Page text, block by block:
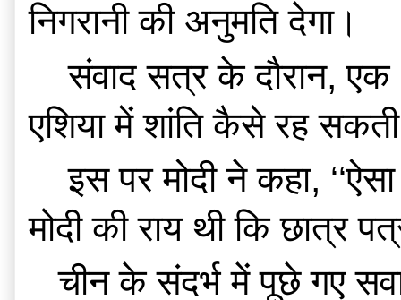
निगरानी की अनुमति देगा।
एशिया में शांति कैसे रह
मोदी की राय थी कि छात्र